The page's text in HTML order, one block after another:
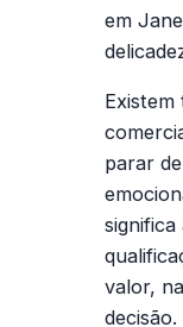
em
Existem
parar
valor,